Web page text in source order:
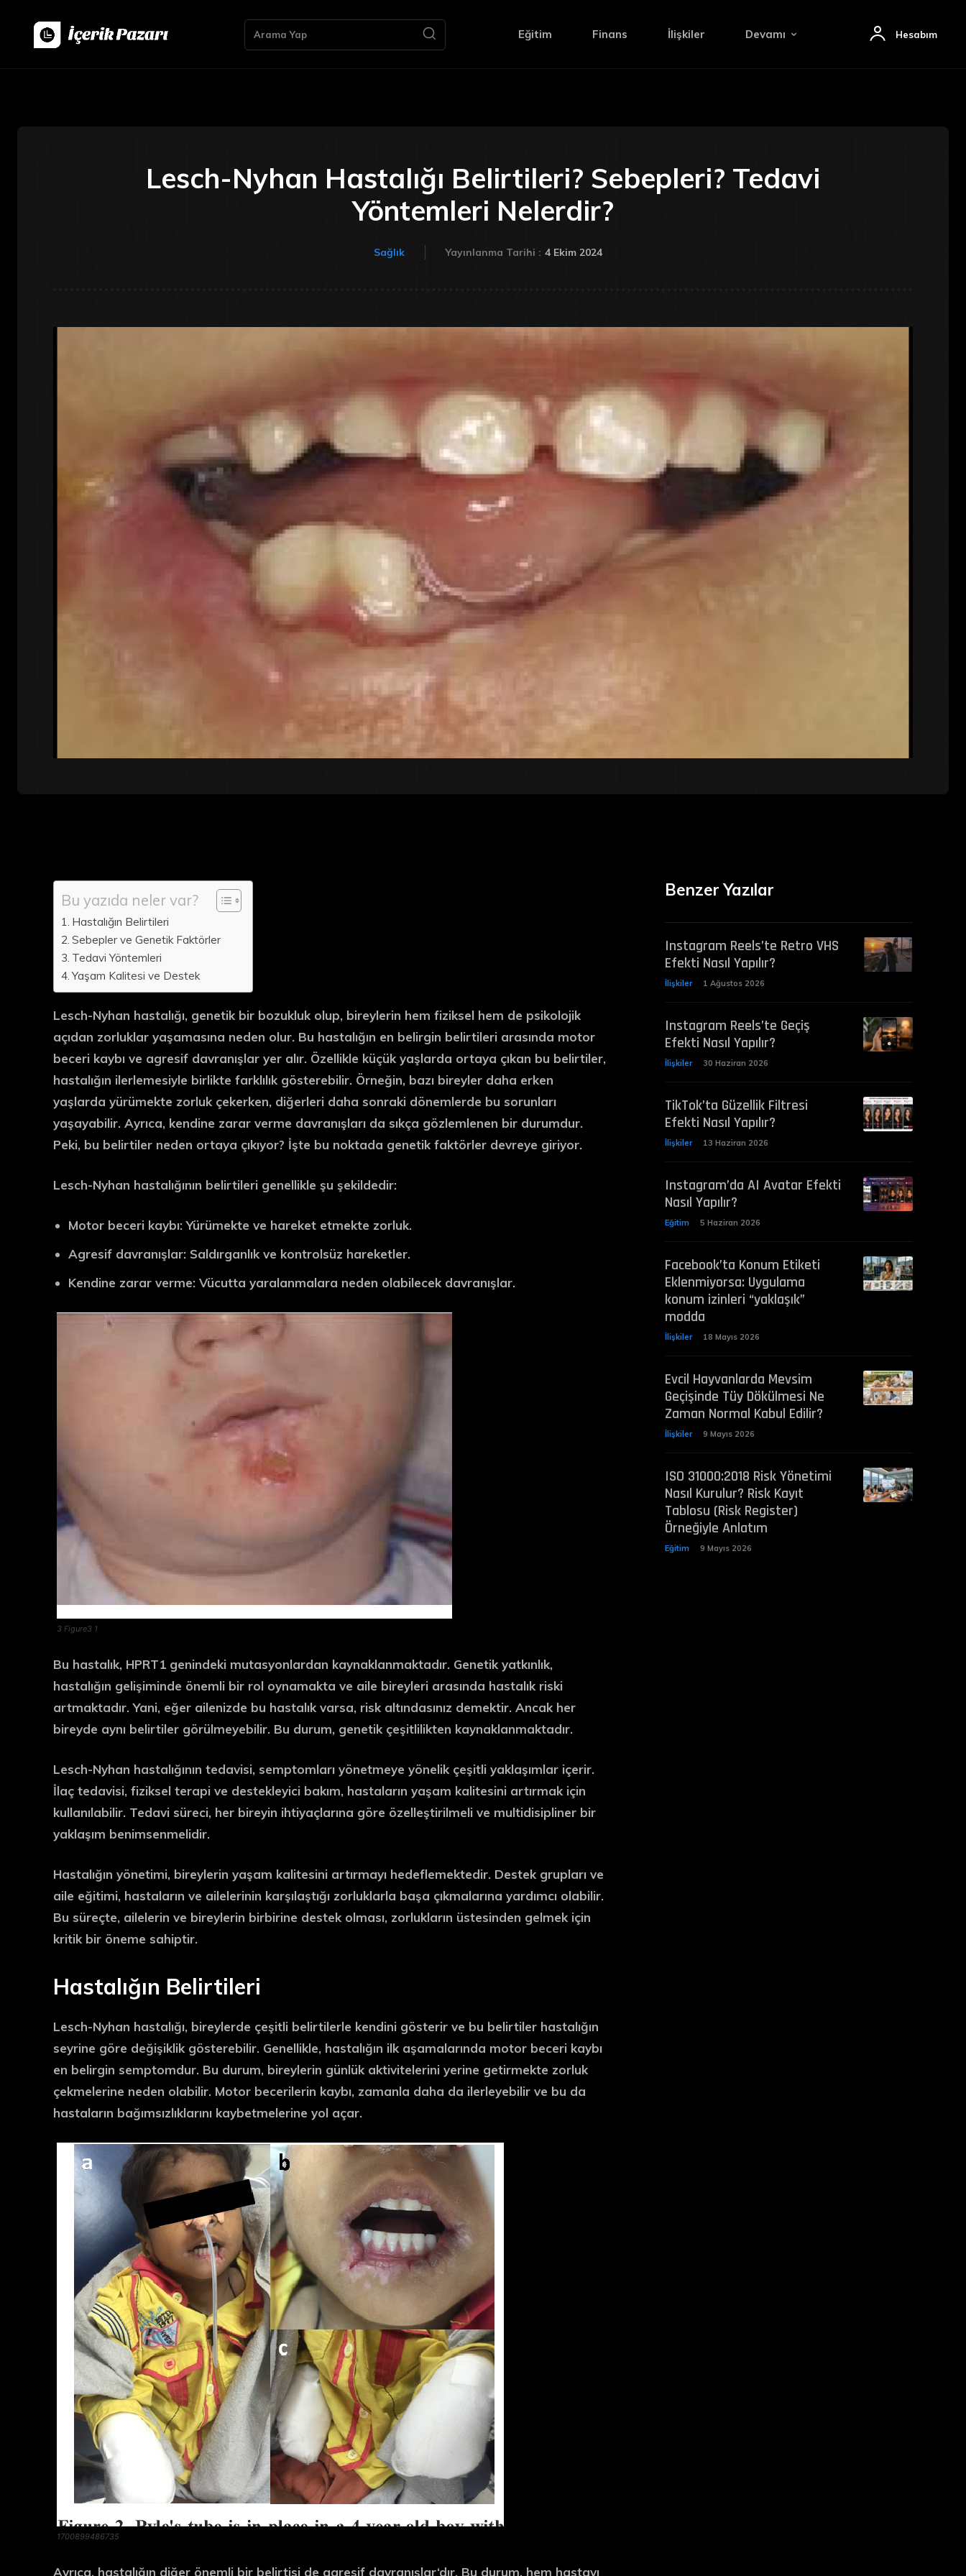
Arama Yap Eğitim Finans İlişkiler Devamı Hesabım
Lesch-Nyhan Hastalığı Belirtileri? Sebepleri? Tedavi
Yöntemleri Nelerdir?
Sağlık Yayınlanma Tarihi : 4 Ekim 2024
Bu yazıda neler var?
Hastalığın Belirtileri
Sebepler ve Genetik Faktörler
Tedavi Yöntemleri
Yaşam Kalitesi ve Destek
Lesch-Nyhan hastalığı, genetik bir bozukluk olup, bireylerin hem fiziksel hem de psikolojik
açıdan zorluklar yaşamasına neden olur. Bu hastalığın en belirgin belirtileri arasında motor
beceri kaybı ve agresif davranışlar yer alır. Özellikle küçük yaşlarda ortaya çıkan bu belirtiler,
hastalığın ilerlemesiyle birlikte farklılık gösterebilir. Örneğin, bazı bireyler daha erken
yaşlarda yürümekte zorluk çekerken, diğerleri daha sonraki dönemlerde bu sorunları
yaşayabilir. Ayrıca, kendine zarar verme davranışları da sıkça gözlemlenen bir durumdur.
Peki, bu belirtiler neden ortaya çıkıyor? İşte bu noktada genetik faktörler devreye giriyor.
Lesch-Nyhan hastalığının belirtileri genellikle şu şekildedir:
Motor beceri kaybı: Yürümekte ve hareket etmekte zorluk.
Agresif davranışlar: Saldırganlık ve kontrolsüz hareketler.
Kendine zarar verme: Vücutta yaralanmalara neden olabilecek davranışlar.
3 Figure3 1
Bu hastalık, HPRT1 genindeki mutasyonlardan kaynaklanmaktadır. Genetik yatkınlık,
hastalığın gelişiminde önemli bir rol oynamakta ve aile bireyleri arasında hastalık riski
artmaktadır. Yani, eğer ailenizde bu hastalık varsa, risk altındasınız demektir. Ancak her
bireyde aynı belirtiler görülmeyebilir. Bu durum, genetik çeşitlilikten kaynaklanmaktadır.
Lesch-Nyhan hastalığının tedavisi, semptomları yönetmeye yönelik çeşitli yaklaşımlar içerir.
İlaç tedavisi, fiziksel terapi ve destekleyici bakım, hastaların yaşam kalitesini artırmak için
kullanılabilir. Tedavi süreci, her bireyin ihtiyaçlarına göre özelleştirilmeli ve multidisipliner bir
yaklaşım benimsenmelidir.
Hastalığın yönetimi, bireylerin yaşam kalitesini artırmayı hedeflemektedir. Destek grupları ve
aile eğitimi, hastaların ve ailelerinin karşılaştığı zorluklarla başa çıkmalarına yardımcı olabilir.
Bu süreçte, ailelerin ve bireylerin birbirine destek olması, zorlukların üstesinden gelmek için
kritik bir öneme sahiptir.
Hastalığın Belirtileri
Lesch-Nyhan hastalığı, bireylerde çeşitli belirtilerle kendini gösterir ve bu belirtiler hastalığın
seyrine göre değişiklik gösterebilir. Genellikle, hastalığın ilk aşamalarında motor beceri kaybı
en belirgin semptomdur. Bu durum, bireylerin günlük aktivitelerini yerine getirmekte zorluk
çekmelerine neden olabilir. Motor becerilerin kaybı, zamanla daha da ilerleyebilir ve bu da
hastaların bağımsızlıklarını kaybetmelerine yol açar.
1700899486735
Ayrıca, hastalığın diğer önemli bir belirtisi de agresif davranışlar‘dır. Bu durum, hem hastayı
Benzer Yazılar
Instagram Reels’te Retro VHS
Efekti Nasıl Yapılır?
İlişkiler 1 Ağustos 2026
Instagram Reels’te Geçiş
Efekti Nasıl Yapılır?
İlişkiler 30 Haziran 2026
TikTok’ta Güzellik Filtresi
Efekti Nasıl Yapılır?
İlişkiler 13 Haziran 2026
Instagram’da AI Avatar Efekti
Nasıl Yapılır?
Eğitim 5 Haziran 2026
Facebook’ta Konum Etiketi
Eklenmiyorsa: Uygulama
konum izinleri “yaklaşık”
modda
İlişkiler 18 Mayıs 2026
Evcil Hayvanlarda Mevsim
Geçişinde Tüy Dökülmesi Ne
Zaman Normal Kabul Edilir?
İlişkiler 9 Mayıs 2026
ISO 31000:2018 Risk Yönetimi
Nasıl Kurulur? Risk Kayıt
Tablosu (Risk Register)
Örneğiyle Anlatım
Eğitim 9 Mayıs 2026